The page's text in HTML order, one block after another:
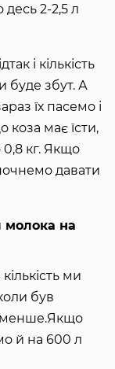
2-2,5 л
і кількість
буде збут. А
їх пасемо і
має їсти,
0,8 кг. Якщо
давати
молока на
ми
був
менше.Якщо
й на 600 л